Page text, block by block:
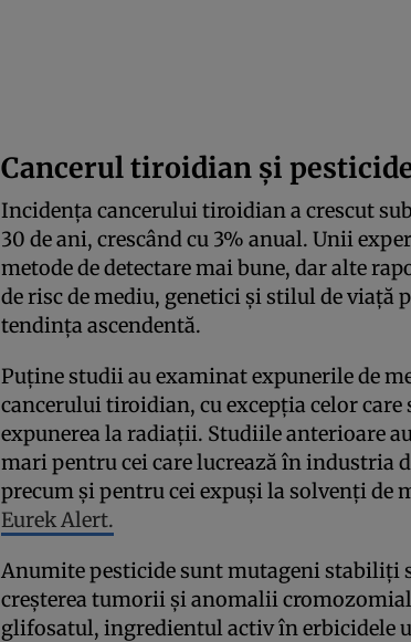
Cancerul tiroidian și
Incidența cancerului tiroidian a crescut
30 de ani, crescând cu 3% anual. Unii
metode de detectare mai bune, dar alte
de risc de mediu, genetici și stilul de viață
tendința ascendentă.
Puține studii au examinat expunerile de
cancerului tiroidian, cu excepția celor care
expunerea la radiații. Studiile anterioare
mari pentru cei care lucrează în industria
precum și pentru cei expuși la solvenți de
Eurek Alert.
Anumite pesticide sunt mutageni stabiliți
creșterea tumorii și anomalii
glifosatul, ingredientul activ în erbicidele